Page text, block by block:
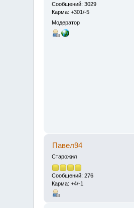
Сообщений: 3029
Карма: +301/-5
Модератор
Павел94
Старожил
Сообщений: 276
Карма: +4/-1